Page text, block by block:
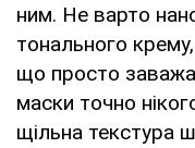
ним. Не варто
тонального
що просто
маски точно
щільна текстура